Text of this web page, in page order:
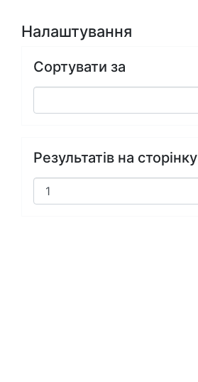
Налаштування
Сортувати за
Результатів на сторінку